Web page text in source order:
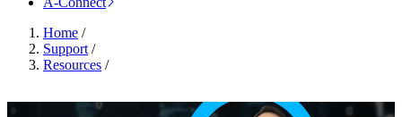
Home /
Support /
Resources /